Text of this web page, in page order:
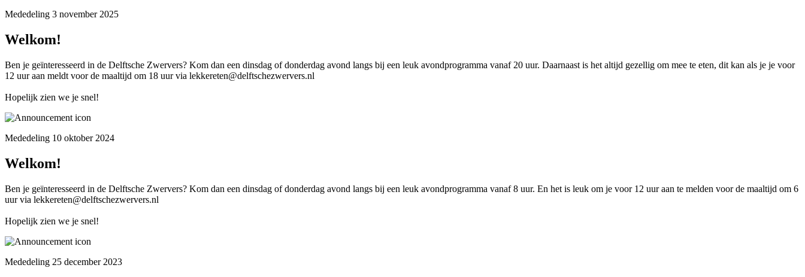
Mededeling 3 november 2025
Welkom!
Ben je geïnteresseerd in de Delftsche Zwervers? Kom dan een dinsdag of donderdag avond langs bij een leuk avondprogramma vanaf 20 uur. Daarnaast is het altijd gezellig om mee te eten, dit kan als je je voor
12 uur aan meldt voor de maaltijd om 18 uur via lekkereten@delftschezwervers.nl
Hopelijk zien we je snel!
Mededeling 10 oktober 2024
Welkom!
Ben je geïnteresseerd in de Delftsche Zwervers? Kom dan een dinsdag of donderdag avond langs bij een leuk avondprogramma vanaf 8 uur. En het is leuk om je voor 12 uur aan te melden voor de maaltijd om 6
uur via lekkereten@delftschezwervers.nl
Hopelijk zien we je snel!
Mededeling 25 december 2023